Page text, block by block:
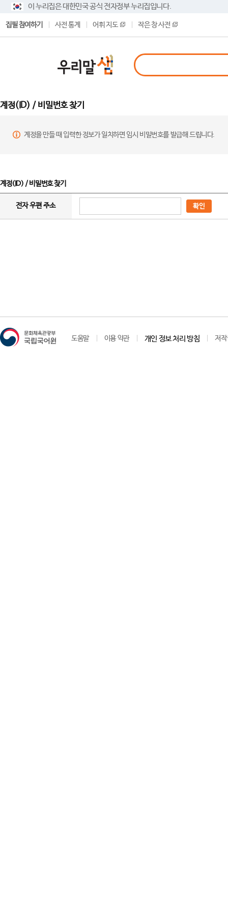
이 누리집은 대한민국 공식 전자정부 누리집입니다.
집필 참여하기 사전 통계 어휘 지도 작은 창 사전
계정(ID) / 비밀번호 찾기
계정을 만들 때 입력한 정보가 일치하면 임시 비밀번호를 발급해 드립니다.
계정(ID) / 비밀번호 찾기
전자 우편 주소 확인
도움말 이용 약관 개인 정보 처리 방침 저